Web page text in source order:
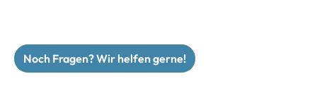
Noch Fragen? Wir helfen gerne!